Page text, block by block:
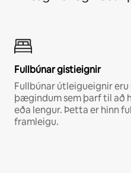
Fullbúnar gistieignir
Fullbúnar útleigueignir
þægindum sem þarf til að
eða lengur. Þetta er hinn
framleigu.